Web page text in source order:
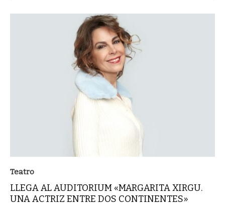
Teatro
LLEGA AL AUDITORIUM «MARGARITA XIRGU.
UNA ACTRIZ ENTRE DOS CONTINENTES»